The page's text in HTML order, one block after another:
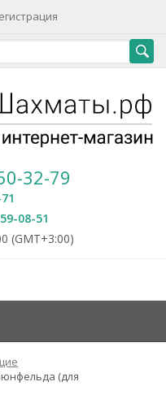
32-79
08-51
(GMT+3:00)
(для